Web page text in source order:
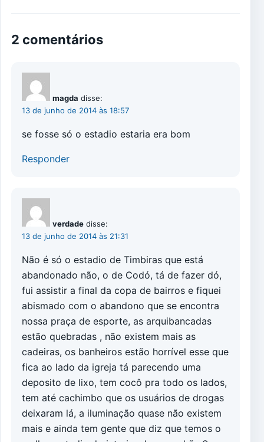
2 comentários
magda disse:
13 de junho de 2014 às 18:57
se fosse só o estadio estaria era bom
Responder
verdade disse:
13 de junho de 2014 às 21:31
Não é só o estadio de Timbiras que está
abandonado não, o de Codó, tá de fazer dó,
fui assistir a final da copa de bairros e fiquei
abismado com o abandono que se encontra
nossa praça de esporte, as arquibancadas
estão quebradas , não existem mais as
cadeiras, os banheiros estão horrível esse que
fica ao lado da igreja tá parecendo uma
deposito de lixo, tem cocô pra todo os lados,
tem até cachimbo que os usuários de drogas
deixaram lá, a iluminação quase não existem
mais e ainda tem gente que diz que temos o